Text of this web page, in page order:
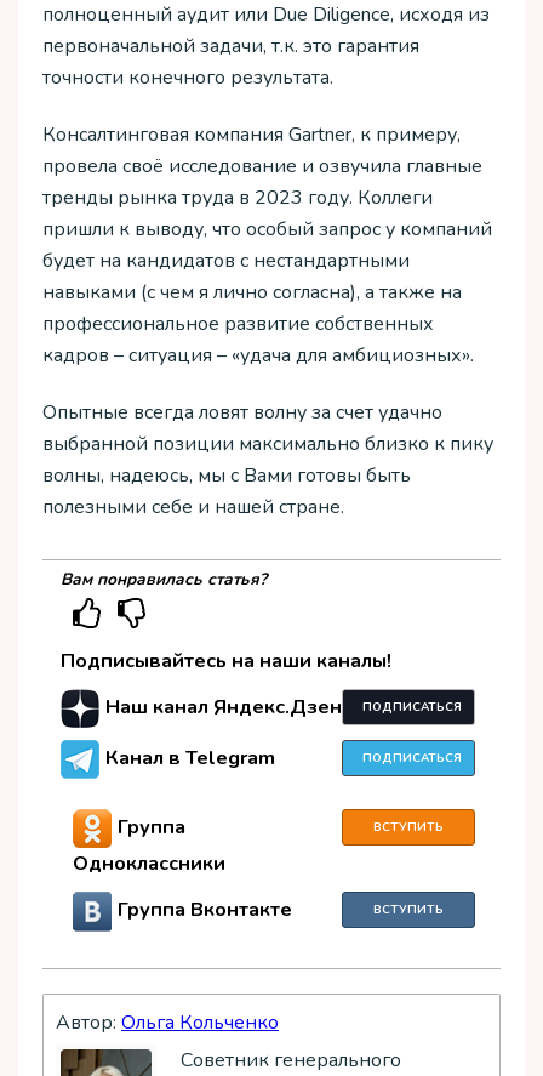
полноценный аудит или Due Diligence, исходя из
первоначальной задачи, т.к. это гарантия
точности конечного результата.
Консалтинговая компания Gartner, к примеру,
провела своё исследование и озвучила главные
тренды рынка труда в 2023 году. Коллеги
пришли к выводу, что особый запрос у компаний
будет на кандидатов с нестандартными
навыками (с чем я лично согласна), а также на
профессиональное развитие собственных
кадров – ситуация – «удача для амбициозных».
Опытные всегда ловят волну за счет удачно
выбранной позиции максимально близко к пику
волны, надеюсь, мы с Вами готовы быть
полезными себе и нашей стране.
Вам понравилась статья?
Подписывайтесь на наши каналы!
Наш канал Яндекс.Дзен
ПОДПИСАТЬСЯ
Канал в Telegram ПОДПИСАТЬСЯ
Группа
Одноклассники
ВСТУПИТЬ
Группа Вконтакте ВСТУПИТЬ
Автор: Ольга Кольченко
Советник генерального